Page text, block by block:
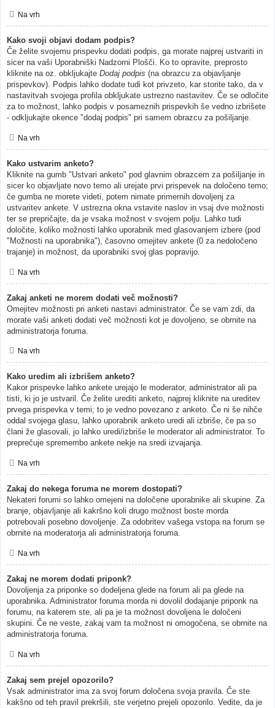
Na vrh
Kako svoji objavi dodam podpis?
Če želite svojemu prispevku dodati podpis, ga morate najprej ustvariti in
sicer na vaši Uporabniški Nadzorni Plošči. Ko to opravite, preprosto
kliknite na oz. obkljukajte Dodaj podpis (na obrazcu za objavljanje
prispevkov). Podpis lahko dodate tudi kot privzeto, kar storite tako, da v
nastavitvah svojega profila obkljukate ustrezno nastavitev. Če se odločite
za to možnost, lahko podpis v posameznih prispevkih še vedno izbrišete
- odkljukajte okence "dodaj podpis" pri samem obrazcu za pošiljanje.
Na vrh
Kako ustvarim anketo?
Kliknite na gumb "Ustvari anketo" pod glavnim obrazcem za pošiljanje in
sicer ko objavljate novo temo ali urejate prvi prispevek na določeno temo;
če gumba ne morete videti, potem nimate primernih dovoljenj za
ustvaritev ankete. V ustrezna okna vstavite naslov in vsaj dve možnosti
ter se prepričajte, da je vsaka možnost v svojem polju. Lahko tudi
določite, koliko možnosti lahko uporabnik med glasovanjem izbere (pod
"Možnosti na uporabnika"), časovno omejitev ankete (0 za nedoločeno
trajanje) in možnost, da uporabniki svoj glas popravijo.
Na vrh
Zakaj anketi ne morem dodati več možnosti?
Omejitev možnosti pri anketi nastavi administrator. Če se vam zdi, da
morate vaši anketi dodati več možnosti kot je dovoljeno, se obrnite na
administratorja foruma.
Na vrh
Kako uredim ali izbrišem anketo?
Kakor prispevke lahko ankete urejajo le moderator, administrator ali pa
tisti, ki jo je ustvaril. Če želite urediti anketo, najprej kliknite na ureditev
prvega prispevka v temi; to je vedno povezano z anketo. Če ni še nihče
oddal svojega glasu, lahko uporabnik anketo uredi ali izbriše, če pa so
člani že glasovali, jo lahko uredi/izbriše le moderator ali administrator. To
preprečuje spremembo ankete nekje na sredi izvajanja.
Na vrh
Zakaj do nekega foruma ne morem dostopati?
Nekateri forumi so lahko omejeni na določene uporabnike ali skupine. Za
branje, objavljanje ali kakršno koli drugo možnost boste morda
potrebovali posebno dovoljenje. Za odobritev vašega vstopa na forum se
obrnite na moderatorja ali administratorja foruma.
Na vrh
Zakaj ne morem dodati priponk?
Dovoljenja za priponke so dodeljena glede na forum ali pa glede na
uporabnika. Administrator foruma morda ni dovolil dodajanje priponk na
forumu, na katerem ste, ali pa je ta možnost dovoljena le določeni
skupini. Če ne veste, zakaj vam ta možnost ni omogočena, se obrnite na
administratorja foruma.
Na vrh
Zakaj sem prejel opozorilo?
Vsak administrator ima za svoj forum določena svoja pravila. Če ste
kakšno od teh pravil prekršili, ste verjetno prejeli opozorilo. Vedite, da je